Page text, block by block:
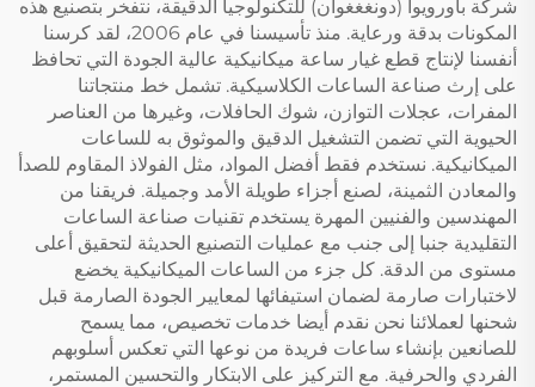
شركة باورويوا (دونغغغوان) للتكنولوجيا الدقيقة، نتفخر بتصنيع هذه
المكونات بدقة ورعاية. منذ تأسيسنا في عام 2006، لقد كرسنا
أنفسنا لإنتاج قطع غيار ساعة ميكانيكية عالية الجودة التي تحافظ
على إرث صناعة الساعات الكلاسيكية. تشمل خط منتجاتنا
المفرات، عجلات التوازن، شوك الحافلات، وغيرها من العناصر
الحيوية التي تضمن التشغيل الدقيق والموثوق به للساعات
الميكانيكية. نستخدم فقط أفضل المواد، مثل الفولاذ المقاوم للصدأ
والمعادن الثمينة، لصنع أجزاء طويلة الأمد وجميلة. فريقنا من
المهندسين والفنيين المهرة يستخدم تقنيات صناعة الساعات
التقليدية جنبا إلى جنب مع عمليات التصنيع الحديثة لتحقيق أعلى
مستوى من الدقة. كل جزء من الساعات الميكانيكية يخضع
لاختبارات صارمة لضمان استيفائها لمعايير الجودة الصارمة قبل
شحنها لعملائنا نحن نقدم أيضا خدمات تخصيص، مما يسمح
للصانعين بإنشاء ساعات فريدة من نوعها التي تعكس أسلوبهم
الفردي والحرفية. مع التركيز على الابتكار والتحسين المستمر،